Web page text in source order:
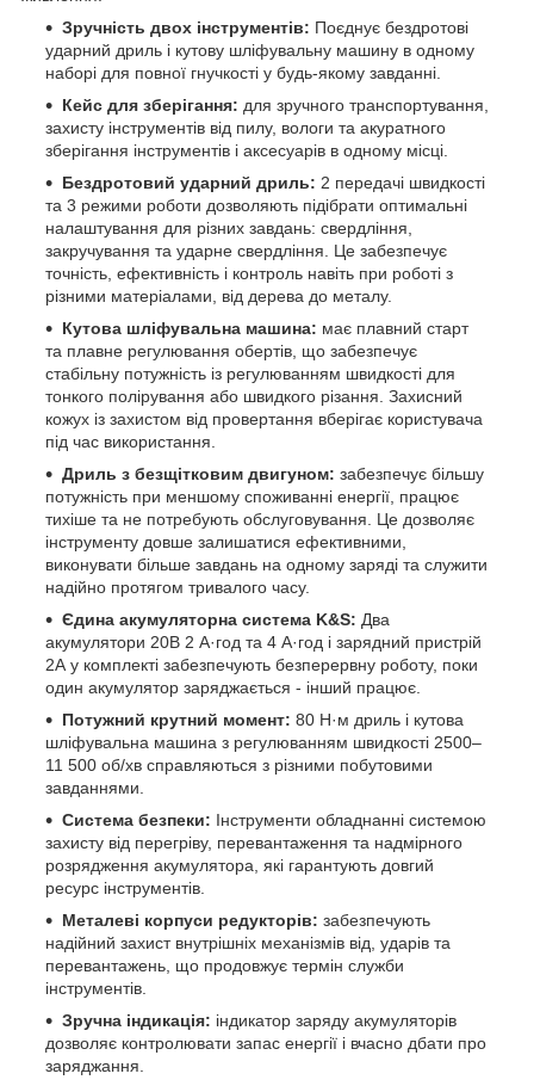
Зручність двох інструментів: Поєднує бездротові
ударний дриль і кутову шліфувальну машину в одному
наборі для повної гнучкості у будь-якому завданні.
Кейс для зберігання: для зручного транспортування,
захисту інструментів від пилу, вологи та акуратного
зберігання інструментів і аксесуарів в одному місці.
Бездротовий ударний дриль: 2 передачі швидкості
та 3 режими роботи дозволяють підібрати оптимальні
налаштування для різних завдань: свердління,
закручування та ударне свердління. Це забезпечує
точність, ефективність і контроль навіть при роботі з
різними матеріалами, від дерева до металу.
Кутова шліфувальна машина: має плавний старт
та плавне регулювання обертів, що забезпечує
стабільну потужність із регулюванням швидкості для
тонкого полірування або швидкого різання. Захисний
кожух із захистом від провертання вберігає користувача
під час використання.
Дриль з безщітковим двигуном: забезпечує більшу
потужність при меншому споживанні енергії, працює
тихіше та не потребують обслуговування. Це дозволяє
інструменту довше залишатися ефективними,
виконувати більше завдань на одному заряді та служити
надійно протягом тривалого часу.
Єдина акумуляторна система K&S: Два
акумулятори 20В 2 А·год та 4 А·год і зарядний пристрій
2А у комплекті забезпечують безперервну роботу, поки
один акумулятор заряджається - інший працює.
Потужний крутний момент: 80 Н·м дриль і кутова
шліфувальна машина з регулюванням швидкості 2500–
11 500 об/хв справляються з різними побутовими
завданнями.
Система безпеки: Інструменти обладнанні системою
захисту від перегріву, перевантаження та надмірного
розрядження акумулятора, які гарантують довгий
ресурс інструментів.
Металеві корпуси редукторів: забезпечують
надійний захист внутрішніх механізмів від, ударів та
перевантажень, що продовжує термін служби
інструментів.
Зручна індикація: індикатор заряду акумуляторів
дозволяє контролювати запас енергії і вчасно дбати про
заряджання.